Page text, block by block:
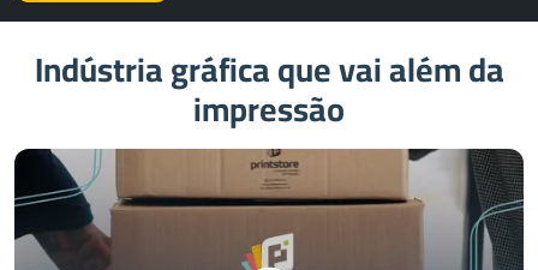
Indústria gráfica que vai além da
impressão